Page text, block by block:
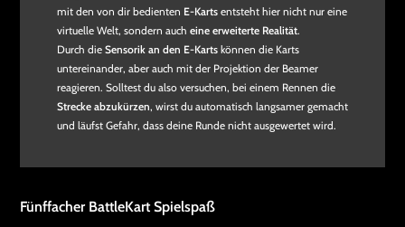
mit den von dir bedienten E-Karts entsteht hier nicht nur eine
virtuelle Welt, sondern auch eine erweiterte Realität.
Durch die Sensorik an den E-Karts können die Karts
untereinander, aber auch mit der Projektion der Beamer
reagieren. Solltest du also versuchen, bei einem Rennen die
Strecke abzukürzen, wirst du automatisch langsamer gemacht
und läufst Gefahr, dass deine Runde nicht ausgewertet wird.
Fünffacher BattleKart Spielspaß